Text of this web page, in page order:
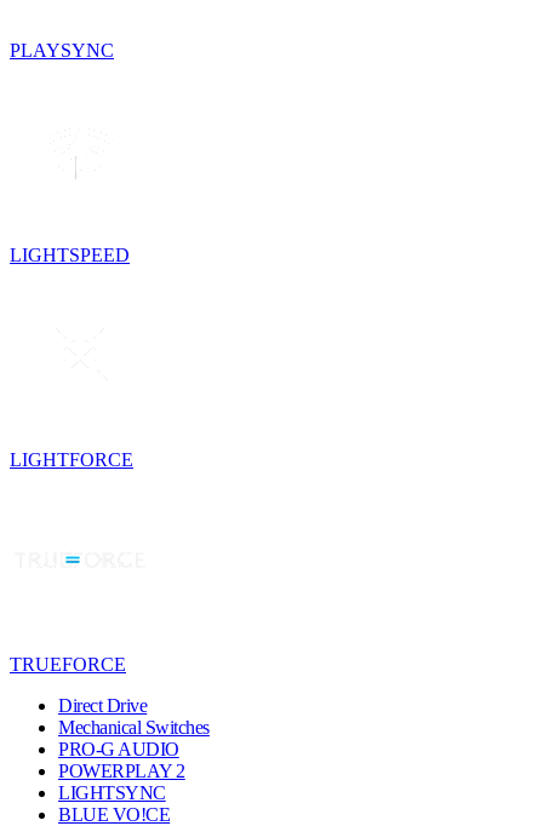
PLAYSYNC
LIGHTSPEED
LIGHTFORCE
TRUEFORCE
Direct Drive
Mechanical Switches
PRO-G AUDIO
POWERPLAY 2
LIGHTSYNC
BLUE VO!CE